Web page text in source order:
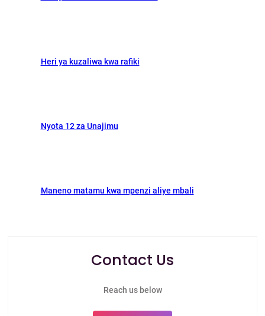
Heri ya kuzaliwa kwa rafiki
Nyota 12 za Unajimu
Maneno matamu kwa mpenzi aliye mbali
Contact Us
Reach us below